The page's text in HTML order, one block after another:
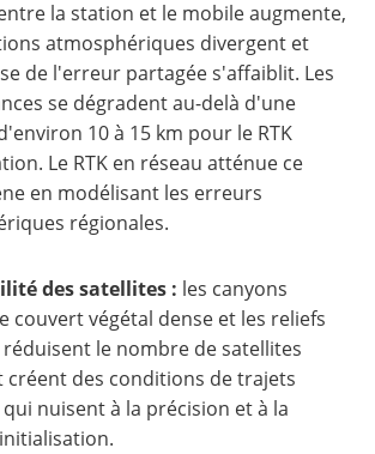
la station et le mobile augmente,
atmosphériques divergent et
de l'erreur partagée s'affaiblit. Les
se dégradent au-delà d'une
10 à 15 km pour le RTK
Le RTK en réseau atténue ce
en modélisant les erreurs
régionales.
des satellites : les canyons
couvert végétal dense et les reliefs
le nombre de satellites
créent des conditions de trajets
nuisent à la précision et à la